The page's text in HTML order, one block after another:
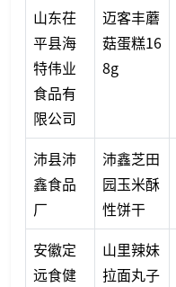
山东茌
平县海
特伟业
食品有
限公司
迈客丰蘑
菇蛋糕16
8g
沛县沛
鑫食品
厂
沛鑫芝田
园玉米酥
性饼干
安徽定
远食健
山里辣妹
拉面丸子